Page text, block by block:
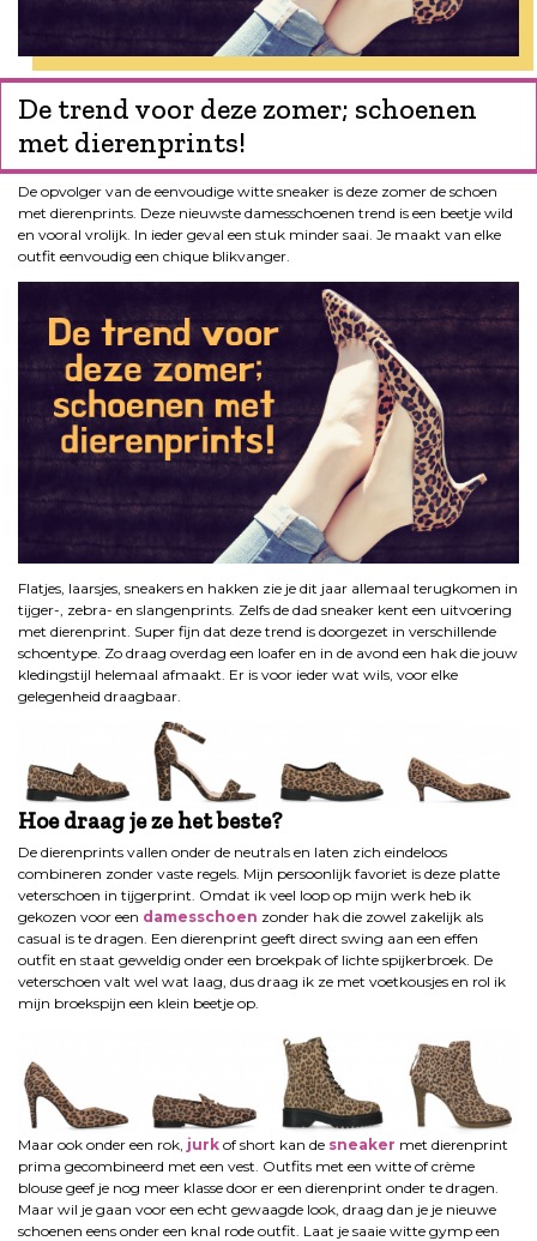
De trend voor deze zomer; schoenen
met dierenprints!
De opvolger van de eenvoudige witte sneaker is deze zomer de schoen
met dierenprints. Deze nieuwste damesschoenen trend is een beetje wild
en vooral vrolijk. In ieder geval een stuk minder saai. Je maakt van elke
outfit eenvoudig een chique blikvanger.
Flatjes, laarsjes, sneakers en hakken zie je dit jaar allemaal terugkomen in
tijger-, zebra- en slangenprints. Zelfs de dad sneaker kent een uitvoering
met dierenprint. Super fijn dat deze trend is doorgezet in verschillende
schoentype. Zo draag overdag een loafer en in de avond een hak die jouw
kledingstijl helemaal afmaakt. Er is voor ieder wat wils, voor elke
gelegenheid draagbaar.
Hoe draag je ze het beste?
De dierenprints vallen onder de neutrals en laten zich eindeloos
combineren zonder vaste regels. Mijn persoonlijk favoriet is deze platte
veterschoen in tijgerprint. Omdat ik veel loop op mijn werk heb ik
gekozen voor een damesschoen zonder hak die zowel zakelijk als
casual is te dragen. Een dierenprint geeft direct swing aan een effen
outfit en staat geweldig onder een broekpak of lichte spijkerbroek. De
veterschoen valt wel wat laag, dus draag ik ze met voetkousjes en rol ik
mijn broekspijn een klein beetje op.
Maar ook onder een rok, jurk of short kan de sneaker met dierenprint
prima gecombineerd met een vest. Outfits met een witte of crème
blouse geef je nog meer klasse door er een dierenprint onder te dragen.
Maar wil je gaan voor een echt gewaagde look, draag dan je je nieuwe
schoenen eens onder een knal rode outfit. Laat je saaie witte gymp een